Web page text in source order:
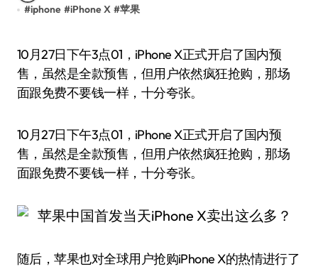
#iphone #iPhone X #苹果
10月27日下午3点01，iPhone X正式开启了国内预
售，虽然是全款预售，但用户依然疯狂抢购，那场
面跟免费不要钱一样，十分夸张。
10月27日下午3点01，iPhone X正式开启了国内预
售，虽然是全款预售，但用户依然疯狂抢购，那场
面跟免费不要钱一样，十分夸张。
随后，苹果也对全球用户抢购iPhone X的热情进行了